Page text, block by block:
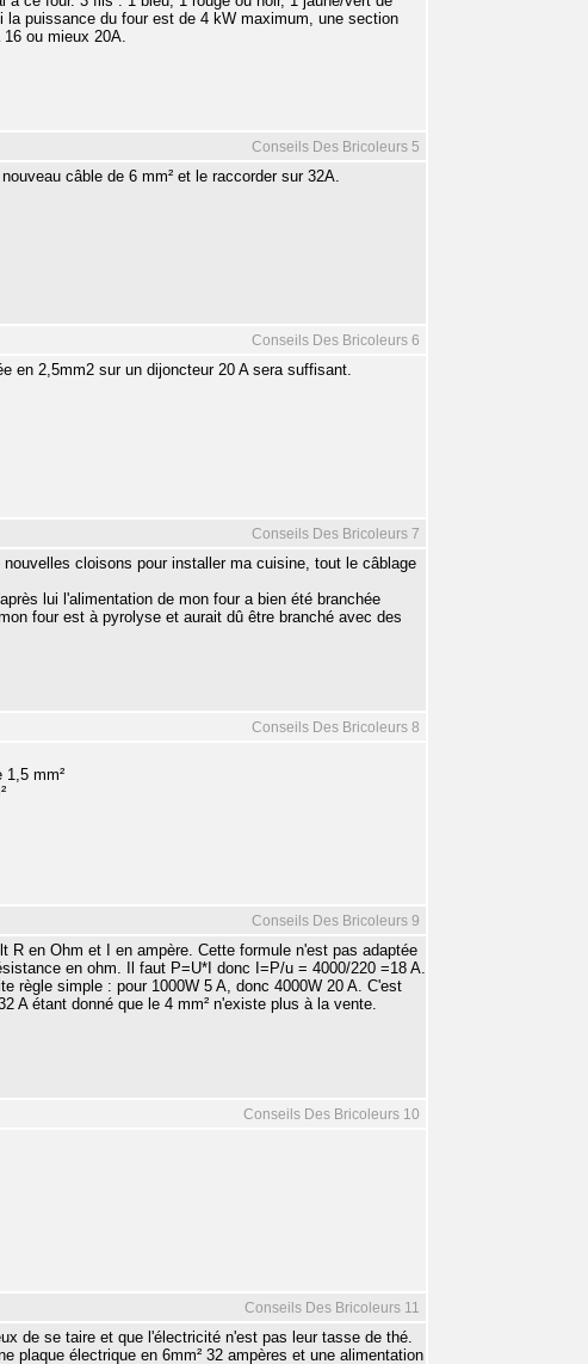
puissance du four est de 4 kW maximum, une section
ou mieux 20A.
Conseils Des Bricoleurs 5
câble de 6 mm² et le raccorder sur 32A.
Conseils Des Bricoleurs 6
en 2,5mm2 sur un dijoncteur 20 A sera suffisant.
Conseils Des Bricoleurs 7
cloisons pour installer ma cuisine, tout le câblage
lui l'alimentation de mon four a bien été branchée
four est à pyrolyse et aurait dû être branché avec des
Conseils Des Bricoleurs 8
1,5 mm²
Conseils Des Bricoleurs 9
en Ohm et I en ampère. Cette formule n'est pas adaptée
en ohm. Il faut P=U*I donc I=P/u = 4000/220 =18 A.
règle simple : pour 1000W 5 A, donc 4000W 20 A. C'est
A étant donné que le 4 mm² n'existe plus à la vente.
Conseils Des Bricoleurs 10
Conseils Des Bricoleurs 11
de se taire et que l'électricité n'est pas leur tasse de thé.
plaque électrique en 6mm² 32 ampères et une alimentation